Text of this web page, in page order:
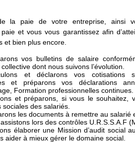
de la paie de votre entreprise, ainsi
et vous vous garantissez afin
et bien plus encore.
vos bulletins de salaire
dont nous suivons l’évolution.
et déclarons vos cotisations
et préparons vos déclarations
Formation professionnelles continues.
et préparons, si vous le souhaitez,
sociales des salariés.
les documents à remettre au salarié
lors des contrôles U.R.S.S.A.F
élaborer une Mission d’audit social
aider à mieux gérer le domaine social.